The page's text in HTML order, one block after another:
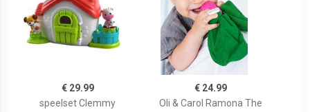
€ 29.99
speelset Clemmy
€ 24.99
Oli & Carol Ramona The